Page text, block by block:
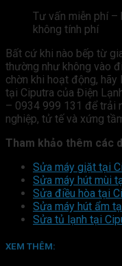
Tư vấn miễn phí –
không tính phí
Bất cứ khi nào bếp từ
thường như không vào
chờn khi hoạt động,
tại Ciputra của Điện
– 0934 999 131 để trải
nghiệp, tử tế và xứng
Tham khảo thêm các
Sửa máy giặt tại
Sửa máy hút mùi
Sửa điều hòa tại
Sửa máy hút ẩm
Sửa tủ lạnh tại
XEM THÊM: